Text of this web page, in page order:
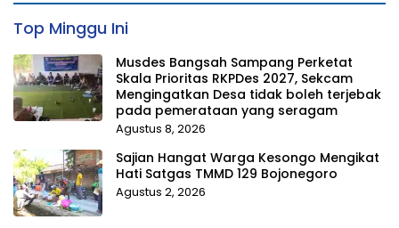
Top Minggu Ini
Musdes Bangsah Sampang Perketat
Skala Prioritas RKPDes 2027, Sekcam
Mengingatkan Desa tidak boleh terjebak
pada pemerataan yang seragam
Agustus 8, 2026
Sajian Hangat Warga Kesongo Mengikat
Hati Satgas TMMD 129 Bojonegoro
Agustus 2, 2026